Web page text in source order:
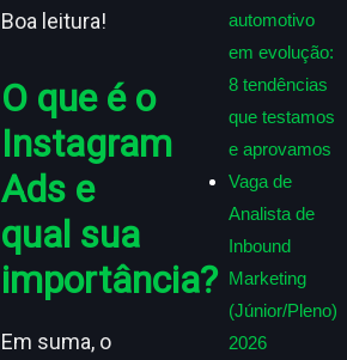
Boa leitura!
O que é o
Instagram
Ads e
qual sua
importância?
Em suma, o
automotivo
em evolução:
8 tendências
que testamos
e aprovamos
Vaga de
Analista de
Inbound
Marketing
(Júnior/Pleno)
2026